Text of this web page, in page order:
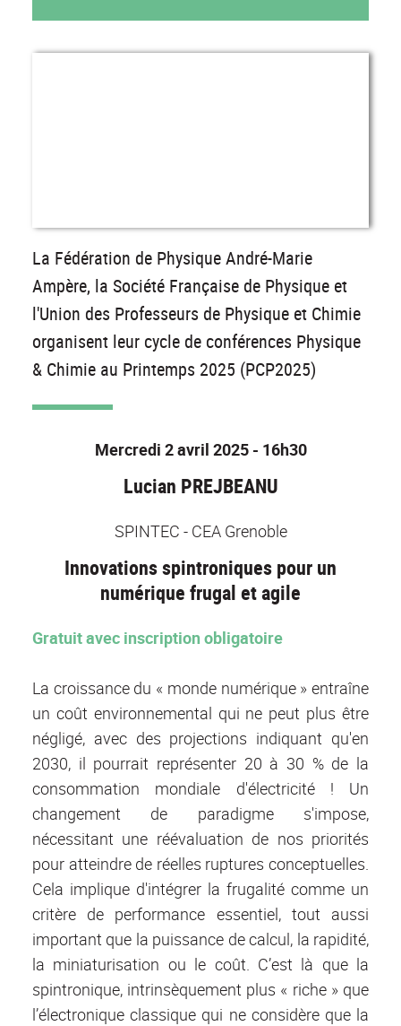
La Fédération de Physique André-Marie
Ampère, la Société Française de Physique et
l'Union des Professeurs de Physique et Chimie
organisent leur cycle de conférences Physique
& Chimie au Printemps 2025 (PCP2025)
Mercredi 2 avril 2025 - 16h30
Lucian PREJBEANU
SPINTEC - CEA Grenoble
Innovations spintroniques pour un
numérique frugal et agile
Gratuit avec inscription obligatoire
La croissance du « monde numérique » entraîne
un coût environnemental qui ne peut plus être
négligé, avec des projections indiquant qu'en
2030, il pourrait représenter 20 à 30 % de la
consommation mondiale d'électricité ! Un
changement de paradigme s'impose,
nécessitant une réévaluation de nos priorités
pour atteindre de réelles ruptures conceptuelles.
Cela implique d'intégrer la frugalité comme un
critère de performance essentiel, tout aussi
important que la puissance de calcul, la rapidité,
la miniaturisation ou le coût. C’est là que la
spintronique, intrinsèquement plus « riche » que
l’électronique classique qui ne considère que la